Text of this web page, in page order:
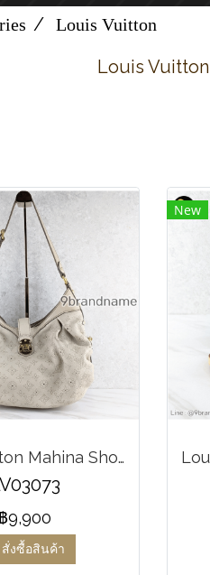
Louis Vuitton
Louis Vuitton
Louis Vuitton Mahina Shoulder Bag
฿9,900
สั่งซื้อสินค้า
New